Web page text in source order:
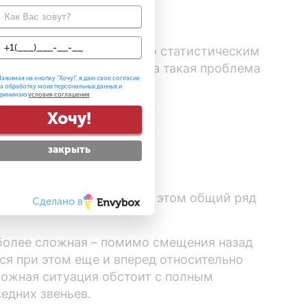
Традиционно, согласно статистическим
немало случаев, когда такая проблема
двух соседних, но при этом общий ряд
сложная – помимо смещения назад
при этом еще и вперед относительно
ситуация обстоит с полным
звеньев.
на кнопку "Хочу!", я даю свое согласие
обработку моих персональных данных и
условия соглашения
Хочу!
закрыть
Сделано в